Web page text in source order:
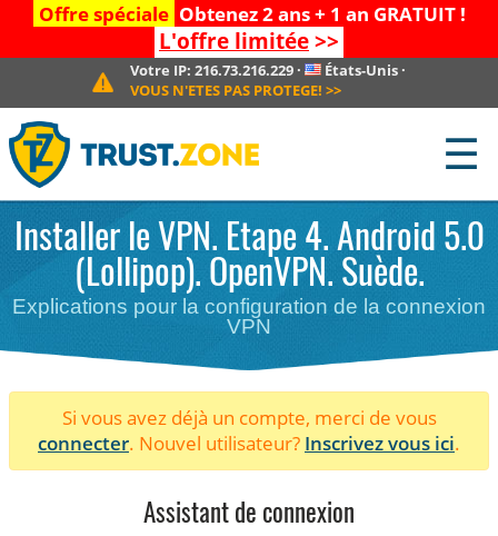
Offre spéciale Obtenez 2 ans + 1 an GRATUIT !
L'offre limitée>>
Votre IP: 216.73.216.229· États-Unis ·
VOUS N'ETES PAS PROTEGE! >>
☰
Installer le VPN. Etape 4. Android 5.0
(Lollipop). OpenVPN. Suède.
Explications pour la configuration de la connexion
VPN
Si vous avez déjà un compte, merci de vous
connecter. Nouvel utilisateur? Inscrivez vous ici.
Assistant de connexion